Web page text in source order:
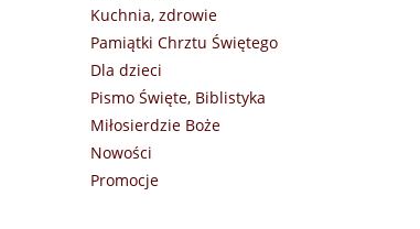
Kuchnia, zdrowie
Pamiątki Chrztu Świętego
Dla dzieci
Pismo Święte, Biblistyka
Miłosierdzie Boże
Nowości
Promocje